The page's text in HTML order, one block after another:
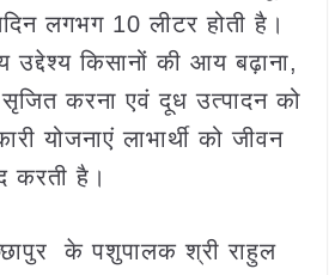
लगभग 10 लीटर होती है।
उद्देश्य किसानों की आय बढ़ाना,
करना एवं दूध उत्पादन को
योजनाएं लाभार्थी को जीवन
करती है।
के पशुपालक श्री राहुल